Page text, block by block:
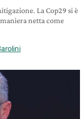
La Cop29 si è
netta come